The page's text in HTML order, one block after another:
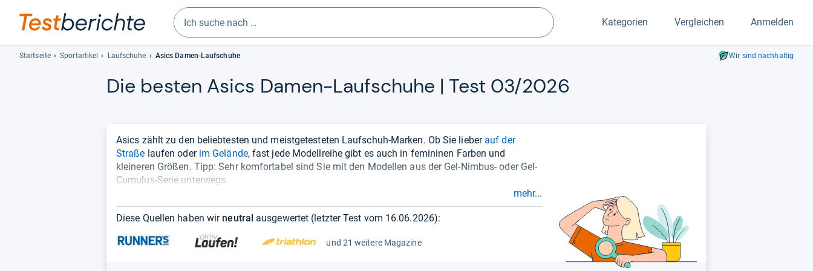
Suchen
Geben
Sie
drei
Zeichen
erscheinen
automatisch
und
lassen
den
auswählen.
Kategorien Vergleichen Anmelden
Startseite Sportartikel Laufschuhe Asics Damen-Laufschuhe Wir sind nachhaltig
Die bes­ten Asics Damen-​Lauf­schuhe | Test 03/2026
Asics zählt zu den beliebtesten und meistgetesteten Laufschuh-Marken. Ob Sie lieber auf der
Straße laufen oder im Gelände, fast jede Modellreihe gibt es auch in femininen Farben und
kleineren Größen. Tipp: Sehr komfortabel sind Sie mit den Modellen aus der Gel-Nimbus- oder Gel-
Cumulus-Serie unterwegs.
diese Bestenliste. Die aktuellen Asics-Modelle punkten hier vor allem mit schlanker Optik und
mehr...
Diese Quellen haben wir neutral ausgewertet (letzter Test vom 16.06.2026):
und 21 weitere Magazine